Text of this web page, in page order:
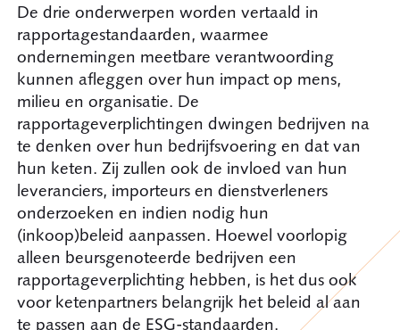
De drie onderwerpen worden vertaald in
rapportagestandaarden, waarmee
ondernemingen meetbare verantwoording
kunnen afleggen over hun impact op mens,
milieu en organisatie. De
rapportageverplichtingen dwingen bedrijven na
te denken over hun bedrijfsvoering en dat van
hun keten. Zij zullen ook de invloed van hun
leveranciers, importeurs en dienstverleners
onderzoeken en indien nodig hun
(inkoop)beleid aanpassen. Hoewel voorlopig
alleen beursgenoteerde bedrijven een
rapportageverplichting hebben, is het dus ook
voor ketenpartners belangrijk het beleid al aan
te passen aan de ESG-standaarden.